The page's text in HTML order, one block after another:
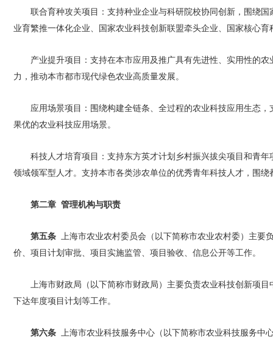
联合育种攻关项目：支持种业企业与科研院校协同创新，围绕
业育繁推一体化企业、国家农业科技创新联盟牵头企业、国家核心
产业提升项目：支持在本市应用及推广具有先进性、实用性的
力，推动本市都市现代绿色农业高质量发展。
应用场景项目：围绕构建全链条、全过程的农业科技应用生态
果优的农业科技应用场景。
科技人才培育项目：支持东方英才计划乡村振兴拔尖项目和青
领域领军型人才。支持本市各类涉农单位的优秀青年科技人才，围
第二章 管理机构与职责
第五条 上海市农业农村委员会（以下简称市农业农村委）主要
价、项目计划审批、项目实施监管、项目验收、信息公开等工作。
上海市财政局（以下简称市财政局）主要负责农业科技创新项
下达年度项目计划等工作。
第六条 上海市农业科技服务中心（以下简称市农业科技服务中